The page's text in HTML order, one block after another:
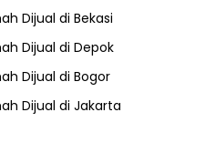
Dijual di Bekasi
Dijual di Depok
Dijual di Bogor
Dijual di Jakarta